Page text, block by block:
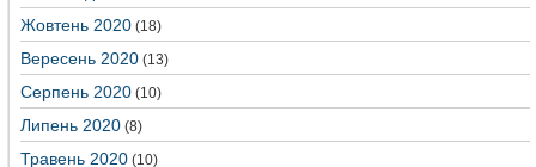
Жовтень 2020 (18)
Вересень 2020 (13)
Серпень 2020 (10)
Липень 2020 (8)
Травень 2020 (10)